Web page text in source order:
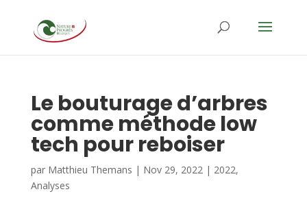
Le bouturage d’arbres
comme méthode low
tech pour reboiser
par Matthieu Themans | Nov 29, 2022| 2022,
Analyses